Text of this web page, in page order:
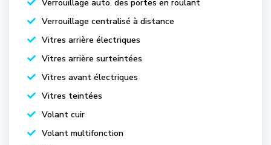
Verrouillage auto. des portes en roulant
Verrouillage centralisé à distance
Vitres arrière électriques
Vitres arrière surteintées
Vitres avant électriques
Vitres teintées
Volant cuir
Volant multifonction